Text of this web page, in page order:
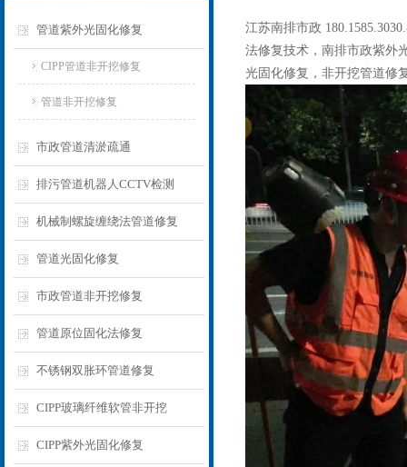
管道紫外光固化修复
CIPP管道非开挖修复
管道非开挖修复
市政管道清淤疏通
排污管道机器人CCTV检测
机械制螺旋缠绕法管道修复
管道光固化修复
市政管道非开挖修复
管道原位固化法修复
不锈钢双胀环管道修复
CIPP玻璃纤维软管非开挖
CIPP紫外光固化修复
江苏南排市政
法修复技术，南排市政紫外
光固化修复，非开挖管道修